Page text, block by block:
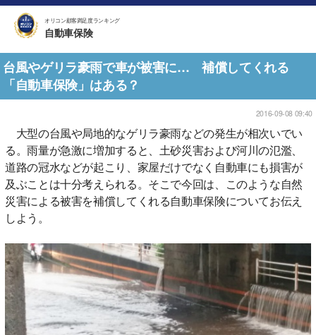
オリコン顧客満足度ランキング
自動車保険
台風やゲリラ豪雨で車が被害に… 補償してくれる
「自動車保険」はある？
2016-09-08 09:40
大型の台風や局地的なゲリラ豪雨などの発生が相次いでい
る。雨量が急激に増加すると、土砂災害および河川の氾濫、
道路の冠水などが起こり、家屋だけでなく自動車にも損害が
及ぶことは十分考えられる。そこで今回は、このような自然
災害による被害を補償してくれる自動車保険についてお伝え
しよう。